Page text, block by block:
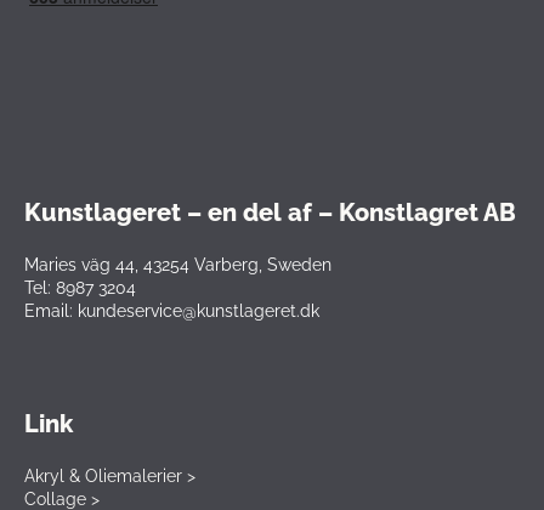
Kunstlageret – en del af – Konstlagret AB
Maries väg 44, 43254 Varberg, Sweden
Tel: 8987 3204
Email: kundeservice@kunstlageret.dk
Link
Akryl & Oliemalerier >
Collage >